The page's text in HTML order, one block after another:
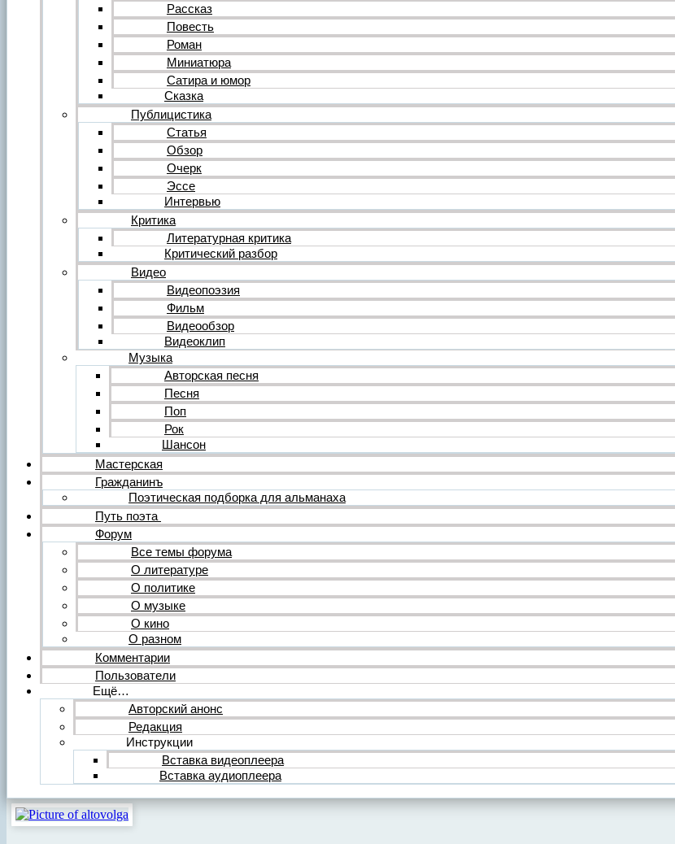
Рассказ
Повесть
Роман
Миниатюра
Сатира и юмор
Сказка
Публицистика
Статья
Обзор
Очерк
Эссе
Интервью
Критика
Литературная критика
Критический разбор
Видео
Видеопоэзия
Фильм
Видеообзор
Видеоклип
Музыка
Авторская песня
Песня
Поп
Рок
Шансон
Мастерская
Гражданинъ
Поэтическая подборка для альманаха
Путь поэта
Форум
Все темы форума
О литературе
О политике
О музыке
О кино
О разном
Комментарии
Пользователи
Ещё…
Авторский анонс
Редакция
Инструкции
Вставка видеоплеера
Вставка аудиоплеера
Авторский анонс
Редакция
Инструкции
Вставка видеоплеера
Вставка аудиоплеера
Войдите на сайт или зарегистрируйтесь